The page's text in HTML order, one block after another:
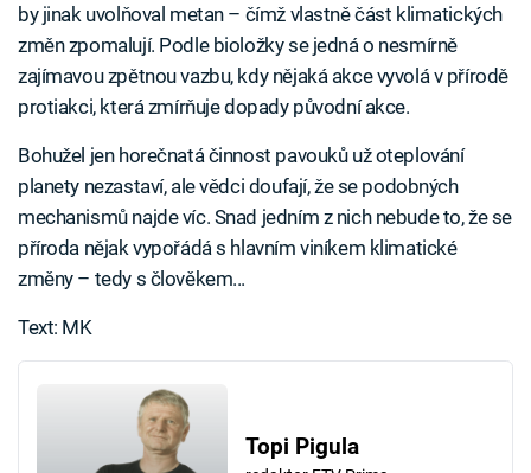
by jinak uvolňoval metan – čímž vlastně část klimatických
změn zpomalují. Podle bioložky se jedná o nesmírně
zajímavou zpětnou vazbu, kdy nějaká akce vyvolá v přírodě
protiakci, která zmírňuje dopady původní akce.
Bohužel jen horečnatá činnost pavouků už oteplování
planety nezastaví, ale vědci doufají, že se podobných
mechanismů najde víc. Snad jedním z nich nebude to, že se
příroda nějak vypořádá s hlavním viníkem klimatické
změny – tedy s člověkem...
Text: MK
Topi Pigula